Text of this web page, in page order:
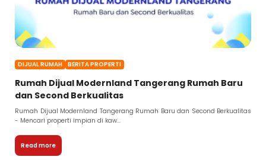
DIJUAL RUMAH BERITA PROPERTI
Rumah Dijual Modernland Tangerang Rumah Baru
dan Second Berkualitas
Rumah Dijual Modernland Tangerang Rumah Baru dan Second Berkualitas
- Mencari properti impian di kaw...
Read more